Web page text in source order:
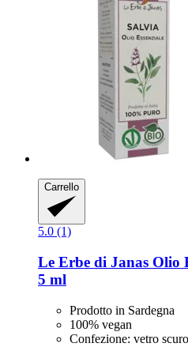
Carrello
5.0 (1)
Le Erbe di Janas Olio
5 ml
Prodotto in Sardegna
100% vegan
Confezione: vetro